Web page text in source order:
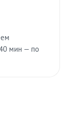
мин — по